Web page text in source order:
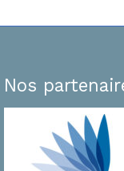
Nos